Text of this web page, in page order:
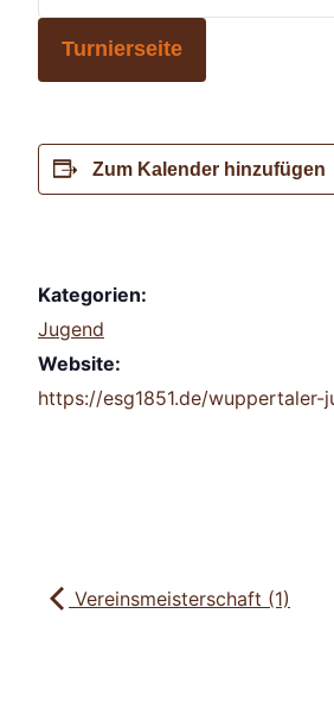
Turnierseite
Zum Kalender hinzufügen
Kategorien:
Jugend
Website:
https://esg1851.de/wuppertaler-
Vereinsmeisterschaft (1)